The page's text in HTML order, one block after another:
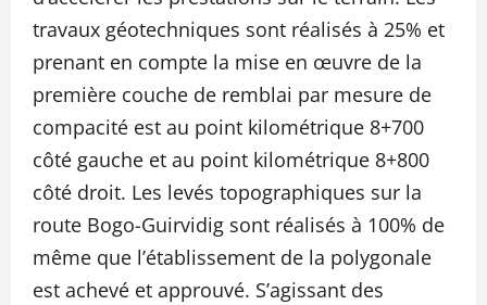
travaux géotechniques sont réalisés à 25% et
prenant en compte la mise en œuvre de la
première couche de remblai par mesure de
compacité est au point kilométrique 8+700
côté gauche et au point kilométrique 8+800
côté droit. Les levés topographiques sur la
route Bogo-Guirvidig sont réalisés à 100% de
même que l’établissement de la polygonale
est achevé et approuvé. S’agissant des